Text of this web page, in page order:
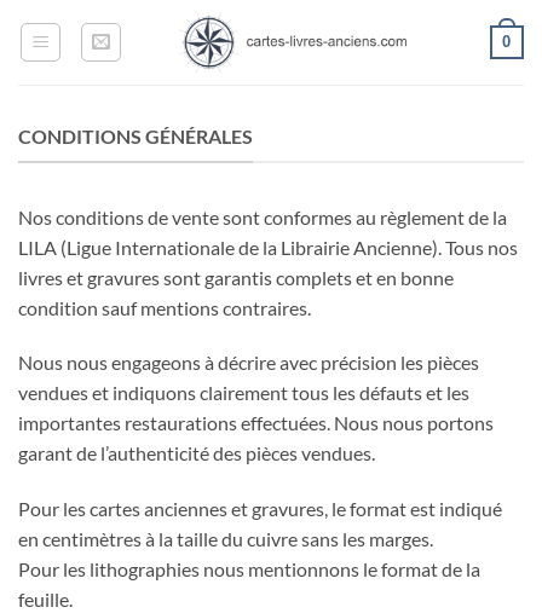
0
CONDITIONS GÉNÉRALES
Nos conditions de vente sont conformes au règlement de la
LILA (Ligue Internationale de la Librairie Ancienne). Tous nos
livres et gravures sont garantis complets et en bonne
condition sauf mentions contraires.
Nous nous engageons à décrire avec précision les pièces
vendues et indiquons clairement tous les défauts et les
importantes restaurations effectuées. Nous nous portons
garant de l’authenticité des pièces vendues.
Pour les cartes anciennes et gravures, le format est indiqué
en centimètres à la taille du cuivre sans les marges.
Pour les lithographies nous mentionnons le format de la
feuille.